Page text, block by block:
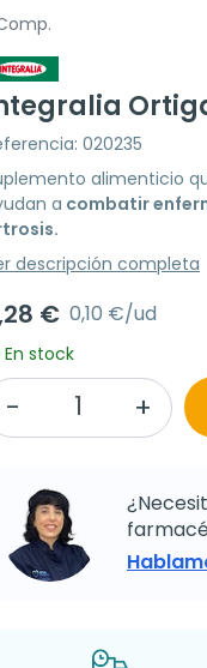
020235
alimenticio
a combatir
descripción completa
€ 0,10 €/ud
En stock